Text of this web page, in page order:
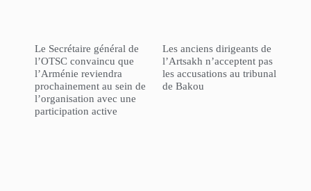
Le Secrétaire général de
l’OTSC convaincu que
l’Arménie reviendra
prochainement au sein de
l’organisation avec une
participation active
Les anciens dirigeants de
l’Artsakh n’acceptent pas
les accusations au tribunal
de Bakou